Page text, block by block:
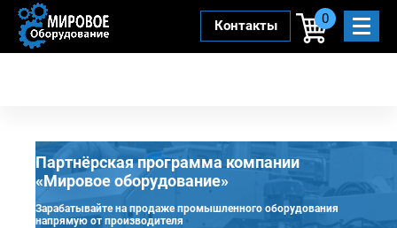
Контакты 0
Партнёрская программа компании
«Мировое оборудование»
Зарабатывайте на продаже промышленного оборудования
напрямую от производителя